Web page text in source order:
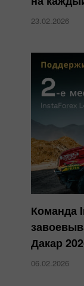
23.02.2026
Команда
Дакар
06.02.2026